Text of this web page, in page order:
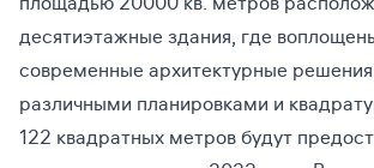
десятиэтажные здания, где
современные архитектурные
различными планировками и
122 квадратных метров будут